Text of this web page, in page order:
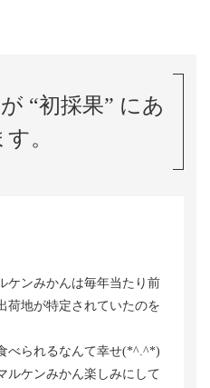
“初採果” にあ
。
ケンみかんは毎年当たり前
荷地が特定されていたのを
べられるなんて幸せ(*^.^*)
ルケンみかん楽しみにして